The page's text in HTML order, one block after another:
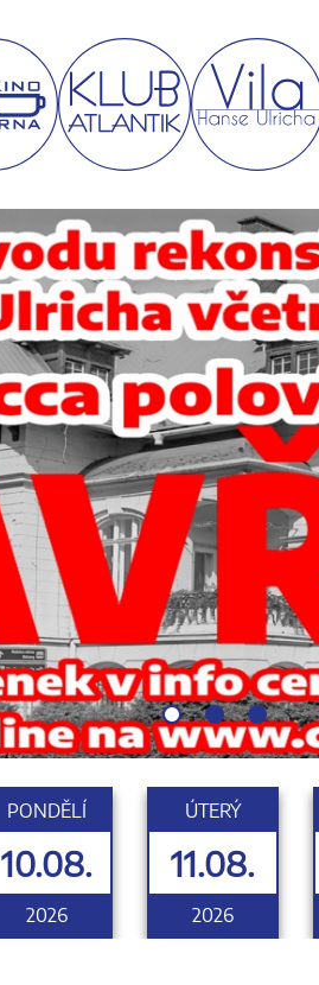
PONDĚLÍ
10.08.
2026
ÚTERÝ
11.08.
2026